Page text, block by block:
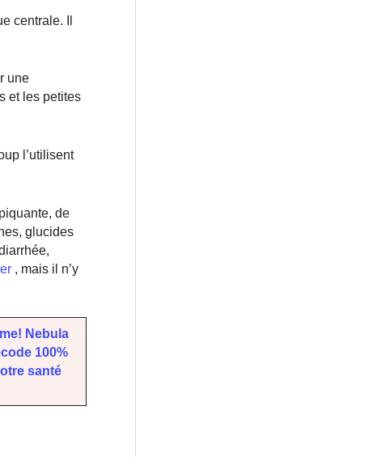
centrale. Il
une
et les petites
l’utilisent
de
glucides
, mais il n’y
Nebula
100%
santé